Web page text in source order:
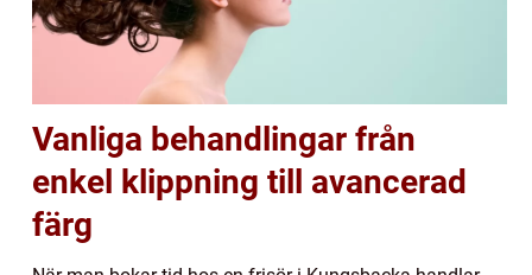
Vanliga behandlingar från
enkel klippning till avancerad
färg